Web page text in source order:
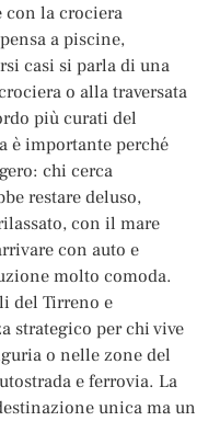
la crociera
a piscine,
casi si parla di una
o alla traversata
più curati del
è importante perché
chi cerca
restare deluso,
con il mare
con auto e
molto comoda.
del Tirreno e
strategico per chi vive
o nelle zone del
e ferrovia. La
unica ma un